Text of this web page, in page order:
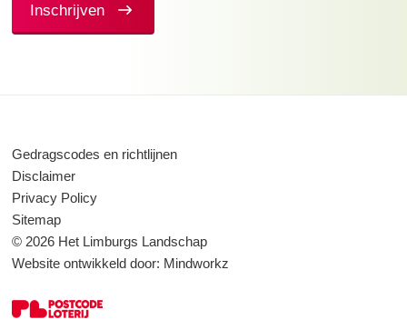
Inschrijven
Gedragscodes en richtlijnen
Disclaimer
Privacy Policy
Sitemap
© 2026 Het Limburgs Landschap
Website ontwikkeld door: Mindworkz